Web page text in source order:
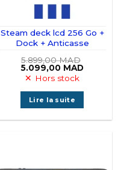
Steam deck lcd 256 Go +
Dock + Anticasse
5.899,00MAD
Le
prix
initial
était :
5.899,00 MAD.
5.099,00 MADLe
est :
Hors stock
Lire la suite